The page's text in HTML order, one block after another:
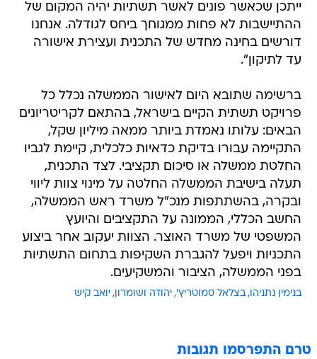
ייתכן שכאשר פונים לאשר תשתיות יהיה המקום של
ההתיישבות לא פחות ממגוחך ביחס לגודלה. אנחנו
דורשים בחינה מחדש של התכנית ועצירת אישורה
עד לתיקון".
ברשימה שתובא היום לאישור הממשלה נכלל כל
פרויקט תשתית הקיים בישראל, בהתאם לקריטריונים
הבאים: עלותו נאמדת ביותר ממאה מיליון שקל,
התקיימה עבורו בדיקת כדאיות כלכלית, קיימת לגביו
החלטת ממשלה או סיכום תקציבי. לצד התכנית,
תעלה בישיבת הממשלה החלטה על מינוי צוות ליווי
ובקרה, בהשתתפות מנכ"ל משרד ראש הממשלה,
החשב הכללי, הממונה על התקציבים והיועץ
המשפטי של משרד האוצר. הצוות יעקוב אחר ביצוע
התכניות ויפעל להגברת השקיפות בתחום התשתיות
בפני הממשלה, הציבור והמשקיעים.
בנימין נתניהו בצלאל סמוטריץ' יהודה ושומרון יואב קיש
טרם התפרסמו תגובות